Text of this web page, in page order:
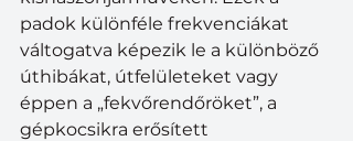
padok különféle frekvenciákat
váltogatva képezik le a különböző
úthibákat, útfelületeket vagy
éppen a „fekvőrendőröket”, a
gépkocsikra erősített